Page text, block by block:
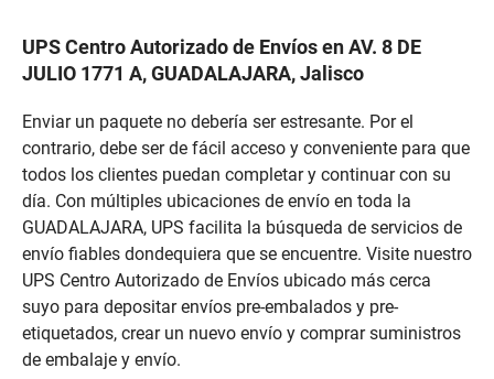
UPS Centro Autorizado de Envíos en AV. 8 DE
JULIO 1771 A, GUADALAJARA, Jalisco
Enviar un paquete no debería ser estresante. Por el
contrario, debe ser de fácil acceso y conveniente para que
todos los clientes puedan completar y continuar con su
día. Con múltiples ubicaciones de envío en toda la
GUADALAJARA, UPS facilita la búsqueda de servicios de
envío fiables dondequiera que se encuentre. Visite nuestro
UPS Centro Autorizado de Envíos ubicado más cerca
suyo para depositar envíos pre-embalados y pre-
etiquetados, crear un nuevo envío y comprar suministros
de embalaje y envío.